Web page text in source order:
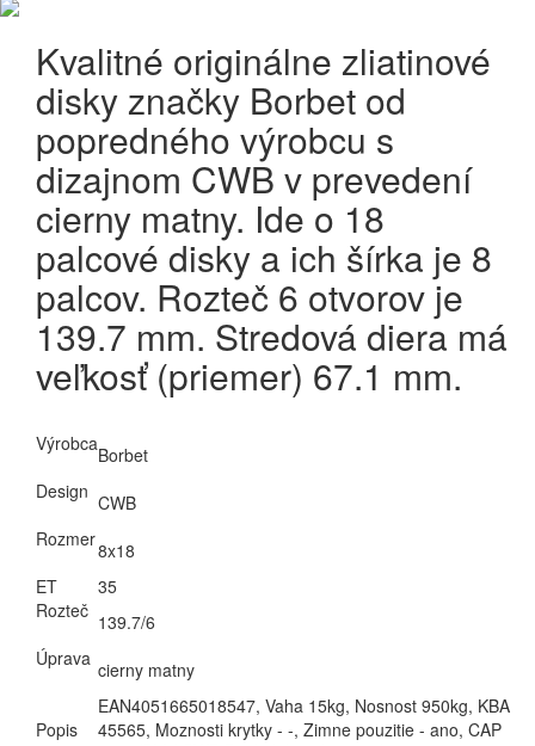
Kvalitné originálne zliatinové
disky značky Borbet od
popredného výrobcu s
dizajnom CWB v prevedení
cierny matny. Ide o 18
palcové disky a ich šírka je 8
palcov. Rozteč 6 otvorov je
139.7 mm. Stredová diera má
veľkosť (priemer) 67.1 mm.
VýrobcaBorbet
Design CWB
Rozmer8x18
ET
35
Rozteč 139.7/6
Úprava cierny matny
Popis
EAN4051665018547, Vaha 15kg, Nosnost 950kg, KBA
45565, Moznosti krytky - -, Zimne pouzitie - ano, CAP